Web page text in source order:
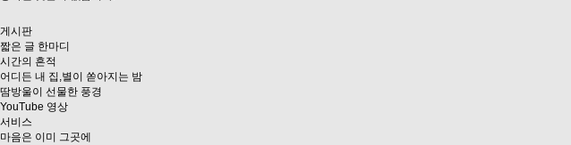
게시판
짧은 글 한마디
시간의 흔적
어디든 내 집,별이 쏟아지는 밤
땀방울이 선물한 풍경
YouTube 영상
서비스
마음은 이미 그곳에